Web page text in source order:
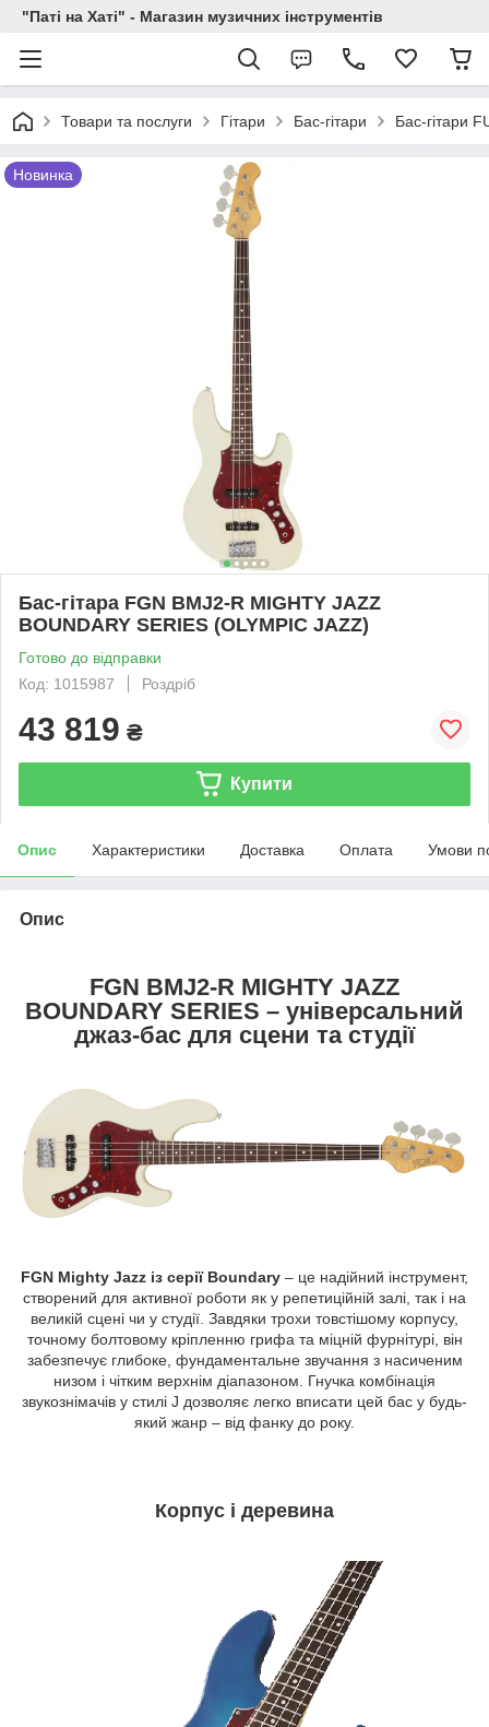
"Паті на Хаті" - Магазин музичних інструментів
Товари та послуги Гітари Бас-гітари Бас-гітари
Новинка
Бас-гітара FGN BMJ2-R MIGHTY JAZZ
BOUNDARY SERIES (OLYMPIC JAZZ)
Готово до відправки
Код: 1015987
Роздріб
43 819 ₴
Купити
Опис Характеристики Доставка Оплата Умови
Опис
FGN BMJ2-R MIGHTY JAZZ
BOUNDARY SERIES – універсальний
джаз-бас для сцени та студії
FGN Mighty Jazz із серії Boundary – це надійний інструмент,
створений для активної роботи як у репетиційній залі, так і на
великій сцені чи у студії. Завдяки трохи товстішому корпусу,
точному болтовому кріпленню грифа та міцній фурнітурі, він
забезпечує глибоке, фундаментальне звучання з насиченим
низом і чітким верхнім діапазоном. Гнучка комбінація
звукознімачів у стилі J дозволяє легко вписати цей бас у будь-
який жанр – від фанку до року.
Корпус і деревина